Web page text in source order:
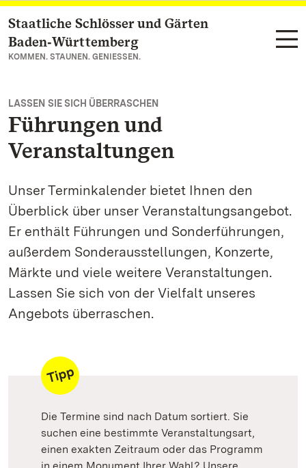
Zum Hauptinhalt springen
Staatliche Schlösser und Gärten
Baden‑Württemberg
KOMMEN. STAUNEN. GENIESSEN.
LASSEN SIE SICH ÜBERRASCHEN
Führungen und
Veranstaltungen
Unser Terminkalender bietet Ihnen den
Überblick über unser Veranstaltungsangebot.
Er enthält Führungen und Sonderführungen,
außerdem Sonderausstellungen, Konzerte,
Märkte und viele weitere Veranstaltungen.
Lassen Sie sich von der Vielfalt unseres
Angebots überraschen.
Die Termine sind nach Datum sortiert. Sie
suchen eine bestimmte Veranstaltungsart,
einen exakten Zeitraum oder das Programm